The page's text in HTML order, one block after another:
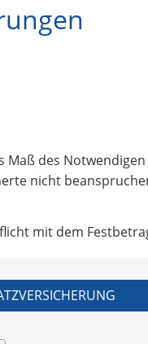
Maß des
nicht
mit dem